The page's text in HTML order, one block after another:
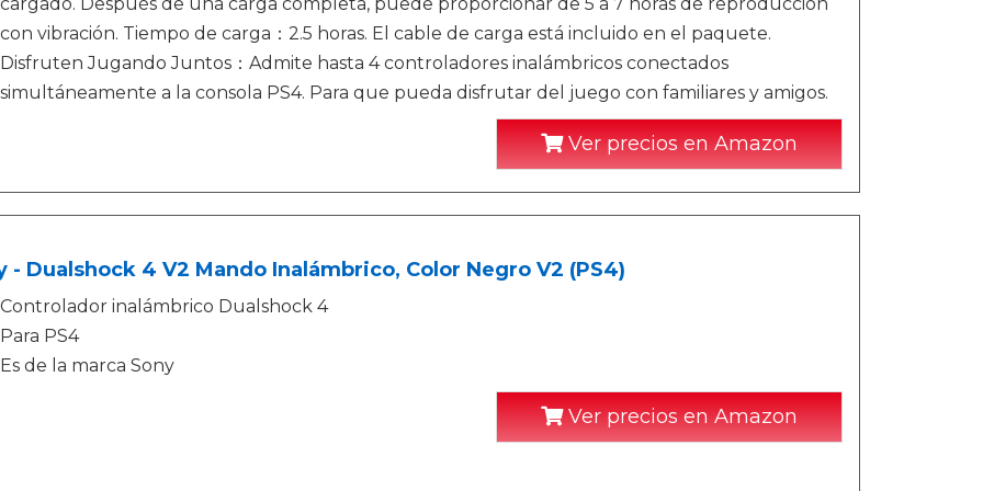
con vibración. Tiempo de carga：2.5 horas. El cable de carga está incluido en el paquete.
Disfruten Jugando Juntos：Admite hasta 4 controladores inalámbricos conectados
simultáneamente a la consola PS4. Para que pueda disfrutar del juego con familiares y amigos.
Ver precios en Amazon
- Dualshock 4 V2 Mando Inalámbrico, Color Negro V2 (PS4)
Controlador inalámbrico Dualshock 4
Para PS4
Es de la marca Sony
Ver precios en Amazon